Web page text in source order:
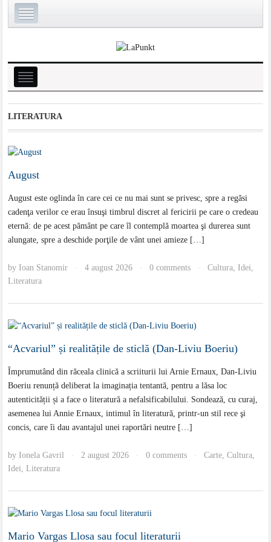
LITERATURA
August
August este oglinda în care cei ce nu mai sunt se privesc, spre a regăsi
cadenţa verilor ce erau însuşi timbrul discret al fericirii pe care o credeau
eternă: de pe acest pământ pe care îl contemplă moartea şi durerea sunt
alungate, spre a deschide porţile de vânt unei amieze […]
by Ioan Stanomir · 4 august 2026 · 0 comments · Cultura, Idei,
Literatura
“Acvariul” și realitățile de sticlă (Dan-Liviu Boeriu)
Împrumutând din răceala clinică a scriiturii lui Arnie Ernaux, Dan-Liviu
Boeriu renunță deliberat la imaginația tentantă, pentru a lăsa loc
autenticității și a face o literatură a nefalsificabilului. Sondează, cu curaj,
asemenea lui Annie Ernaux, intimul în literatură, printr-un stil rece şi
concis, care îi dau avantajul unei raportări neutre […]
by Ionela Gavril · 2 august 2026 · 0 comments · Carte,Cultura,
Idei,Literatura
Mario Vargas Llosa sau focul literaturii